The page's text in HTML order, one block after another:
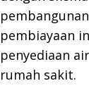
pembiayaan
penyediaan
rumah sakit.